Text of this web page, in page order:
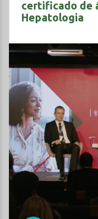
certificado de
Hepatologia